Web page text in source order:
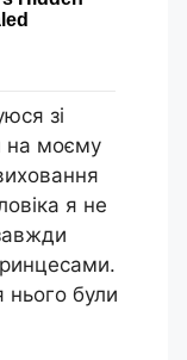
зі
на моєму
я не
нього були